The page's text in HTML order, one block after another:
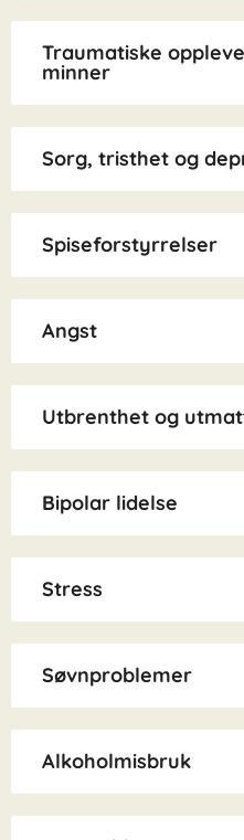
Traumatiske
minner
Sorg, tristhet og
Spiseforstyrrelser
Angst
Utbrenthet og
Bipolar lidelse
Stress
Søvnproblemer
Alkoholmisbruk